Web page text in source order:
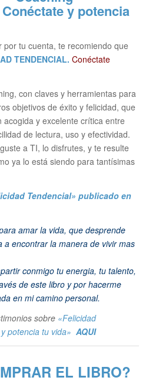
Conéctate y potencia
tu cuenta, te recomiendo que
TENDENCIAL. Conéctate
con claves y herramientas para
objetivos de éxito y felicidad, que
y excelente crítica entre
de lectura, uso y efectividad.
a TI, lo disfrutes, y te resulte
ya lo está siendo para tantísimas
Tendencial» publicado en
amar la vida, que desprende
a encontrar la manera de vivir mas
conmigo tu energia, tu talento,
de este libro y por hacerme
en mi camino personal.
sobre «Felicidad
potencia tu vida» AQUI
EL LIBRO?